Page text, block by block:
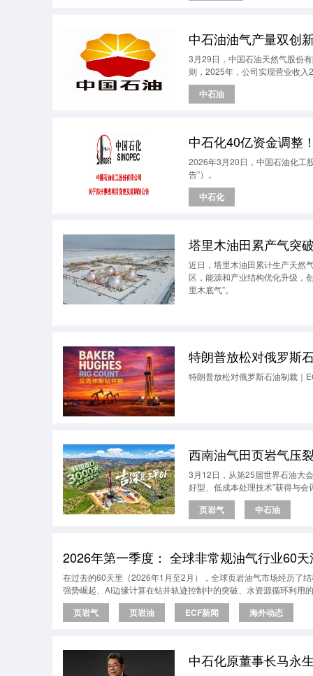
中石油油气产量双创
3月29日，中国石油天然气股份
则，2025年，公司实现营业收
中石油
中石化40亿资金调整
2026年3月20日，中国石油化工
告”）。
中石化
塔里木油田累产气突
近日，塔里木油田累计生产天然
区，能源和产业结构优化升级，
里木底气”。
特朗普放松对俄罗斯
特朗普放松对俄罗斯石油制裁｜
西南油气田页岩气压
3月12日，从第25届世界石油大
好型、低成本处理技术”获得与
页岩气 中石油
2026年第一季度： 全球非常规油气行业60
在过去的60天里（2026年1月至2月），全球页岩油气市场经历了
强势崛起、AI边缘计算在钻井轨迹控制中的突破、水资源循环利
页岩气 页岩油 ECF新闻 海外动态
中石化原董事长马永